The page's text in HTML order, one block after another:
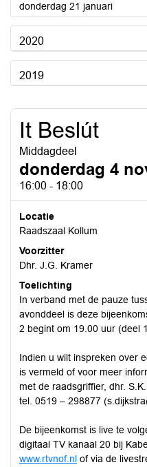
donderdag 21 januari2021
2020
2019
It Beslút
Middagdeel
donderdag 4
16:00 - 18:00
Locatie
Raadszaal Kollum
Voorzitter
Dhr. J.G. Kramer
Toelichting
In verband met de pauze
avonddeel is deze
2 begint om 19.00 uur (deel
Indien u wilt inspreken over
is vermeld of voor meer
met de raadsgriffier, dhr. S.K.
tel. 0519 – 298877
De bijeenkomst is live te
digitaal TV kanaal 20 bij
www.rtvnof.nl of via de